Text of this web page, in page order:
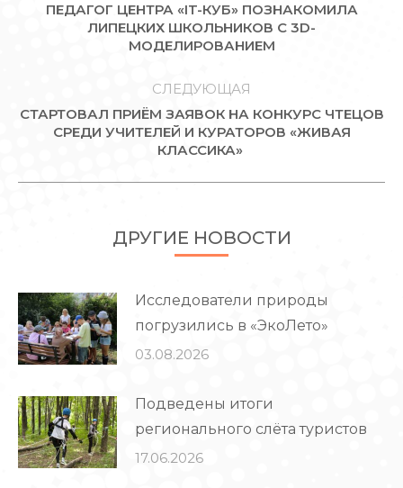
ЗАПИСЯМ
Предыдущая
запись:
ПЕДАГОГ ЦЕНТРА «IT-КУБ» ПОЗНАКОМИЛА
ЛИПЕЦКИХ ШКОЛЬНИКОВ С 3D-
МОДЕЛИРОВАНИЕМ
СЛЕДУЮЩАЯ
Следующая
запись:
СТАРТОВАЛ ПРИЁМ ЗАЯВОК НА КОНКУРС ЧТЕЦОВ
СРЕДИ УЧИТЕЛЕЙ И КУРАТОРОВ «ЖИВАЯ
КЛАССИКА»
ДРУГИЕ НОВОСТИ
Исследователи природы
погрузились в «ЭкоЛето»
03.08.2026
Подведены итоги
регионального слёта туристов
17.06.2026